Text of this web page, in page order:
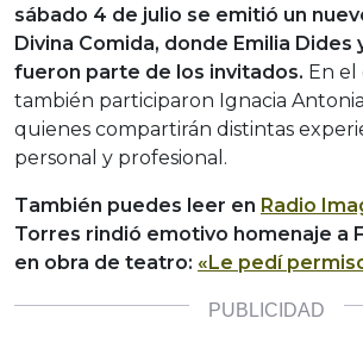
sábado 4 de julio se emitió un
Divina Comida, donde Emilia Dides
fueron parte de los invitados. En el
también participaron Ignacia Antonia
quienes compartirán distintas
personal y profesional.
También puedes leer en Radio
Torres rindió emotivo homenaje a
en obra de teatro: «Le pedí